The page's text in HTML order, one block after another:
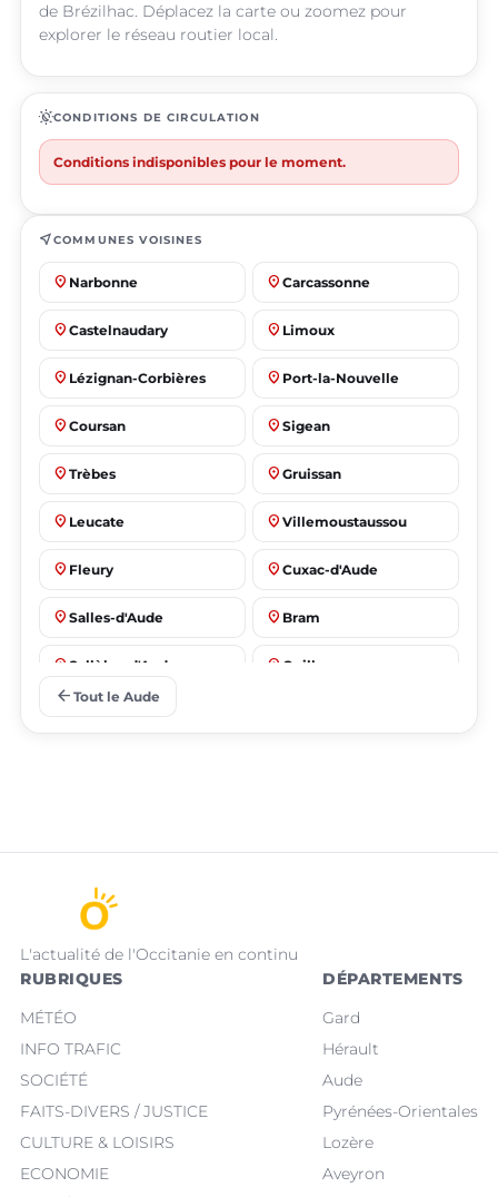
de Brézilhac. Déplacez la carte ou zoomez pour
explorer le réseau routier local.
routineCONDITIONS DE CIRCULATION
Conditions indisponibles pour le moment.
near_meCOMMUNES VOISINES
place Narbonne place Carcassonne
place Castelnaudary place Limoux
place Lézignan-Corbières place Port-la-Nouvelle
place Coursan place Sigean
place Trèbes place Gruissan
place Leucate place Villemoustaussou
place Fleury place Cuxac-d'Aude
place Salles-d'Aude place Bram
place Sallèles-d'Aude place Quillan
arrow_back Tout le Aude
L'actualité de l'Occitanie en continu
RUBRIQUES
MÉTÉO
INFO TRAFIC
SOCIÉTÉ
FAITS-DIVERS / JUSTICE
CULTURE & LOISIRS
ECONOMIE
DÉPARTEMENTS
Gard
Hérault
Aude
Pyrénées-Orientales
Lozère
Aveyron